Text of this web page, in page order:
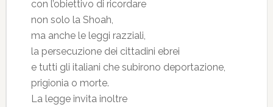
con l’obiettivo di ricordare
non solo la Shoah,
ma anche le leggi razziali,
la persecuzione dei cittadini ebrei
e tutti gli italiani che subirono deportazione,
prigionia o morte.
La legge invita inoltre